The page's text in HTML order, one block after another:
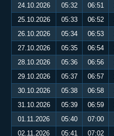
24.10.2026
05:32 06:51
25.10.2026
05:33 06:52
26.10.2026
05:34 06:53
27.10.2026
05:35 06:54
28.10.2026
05:36 06:56
29.10.2026
05:37 06:57
30.10.2026
05:38 06:58
31.10.2026
05:39 06:59
01.11.2026
05:40 07:00
02.11.2026
05:41 07:02